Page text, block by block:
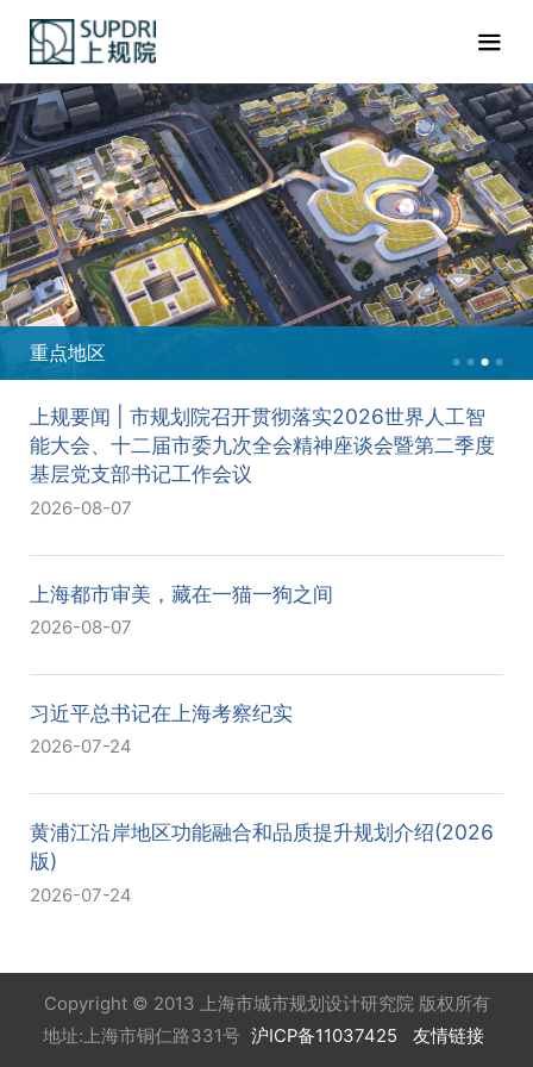
重点地区
上规要闻 | 市规划院召开贯彻落实2026世界人工智
能大会、十二届市委九次全会精神座谈会暨第二季度
基层党支部书记工作会议
2026-08-07
上海都市审美，藏在一猫一狗之间
2026-08-07
习近平总书记在上海考察纪实
2026-07-24
黄浦江沿岸地区功能融合和品质提升规划介绍(2026
版)
2026-07-24
Copyright © 2013 上海市城市规划设计研究院 版权所有
地址:上海市铜仁路331号 沪ICP备11037425 友情链接